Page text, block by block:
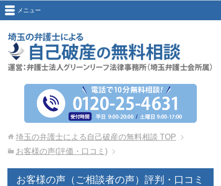
メニュー
埼玉の弁護士による自己破産の無料相談 TOP
お客様の声(評価・口コミ)
お客様の声（ご相談者の声）評判・口コミ